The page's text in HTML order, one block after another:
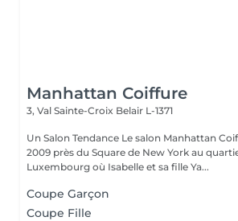
Manhattan Coiffure
3, Val Sainte-Croix Belair L-1371
Un Salon Tendance Le salon Manhattan
2009 près du Square de New York au
Luxembourg où Isabelle et sa fille Ya...
Coupe Garçon
Coupe Fille